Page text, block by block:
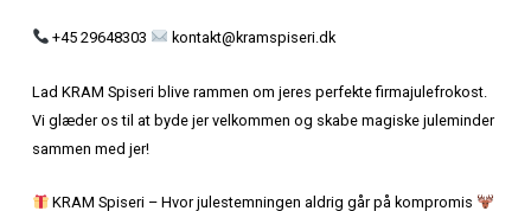
Skræddersyede løsninger
Vi ved, at hver virksomhed er unik. Derfor tilbyder vi
pakker, der passer perfekt til jeres ønsker og budget. Lad
sammen skabe den perfekte julefrokost for jer!